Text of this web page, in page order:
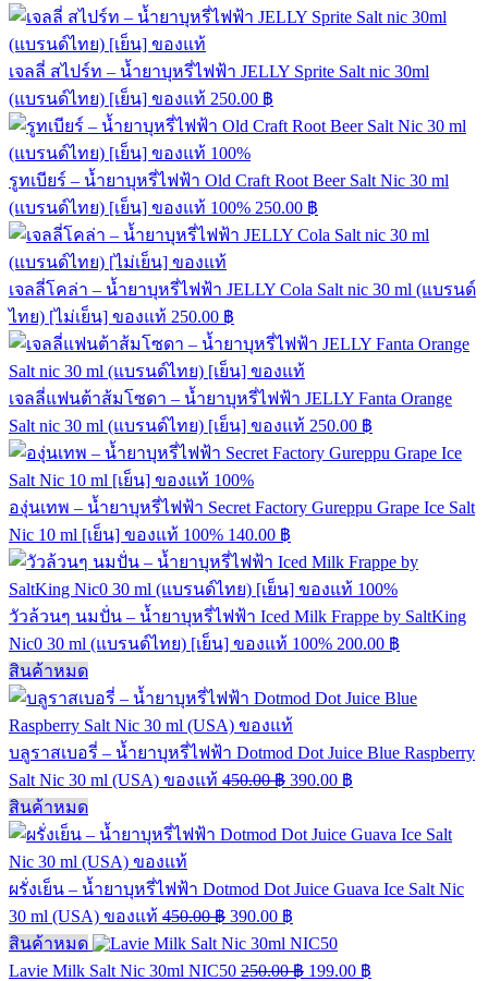
เจลลี่ สไปร์ท – น้ำยาบุหรี่ไฟฟ้า JELLY Sprite Salt nic 30ml
(แบรนด์ไทย) [เย็น] ของแท้ 250.00 ฿
รูทเบียร์ – น้ำยาบุหรี่ไฟฟ้า Old Craft Root Beer Salt Nic 30 ml
(แบรนด์ไทย) [เย็น] ของแท้ 100% 250.00 ฿
เจลลี่โคล่า – น้ำยาบุหรี่ไฟฟ้า JELLY Cola Salt nic 30 ml (แบรนด์
ไทย) [ไม่เย็น] ของแท้ 250.00 ฿
เจลลี่แฟนต้าส้มโซดา – น้ำยาบุหรี่ไฟฟ้า JELLY Fanta Orange
Salt nic 30 ml (แบรนด์ไทย) [เย็น] ของแท้ 250.00 ฿
องุ่นเทพ – น้ำยาบุหรี่ไฟฟ้า Secret Factory Gureppu Grape Ice Salt
Nic 10 ml [เย็น] ของแท้ 100% 140.00 ฿
วัวล้วนๆ นมปั่น – น้ำยาบุหรี่ไฟฟ้า Iced Milk Frappe by SaltKing
Nic0 30 ml (แบรนด์ไทย) [เย็น] ของแท้ 100% 200.00 ฿
สินค้าหมด
บลูราสเบอรี่ – น้ำยาบุหรี่ไฟฟ้า Dotmod Dot Juice Blue Raspberry
Salt Nic 30 ml (USA) ของแท้ 450.00฿ 390.00 ฿
สินค้าหมด
ผรั่งเย็น – น้ำยาบุหรี่ไฟฟ้า Dotmod Dot Juice Guava Ice Salt Nic
30 ml (USA) ของแท้ 450.00฿ 390.00 ฿
สินค้าหมด
Lavie Milk Salt Nic 30ml NIC50 250.00฿ 199.00 ฿